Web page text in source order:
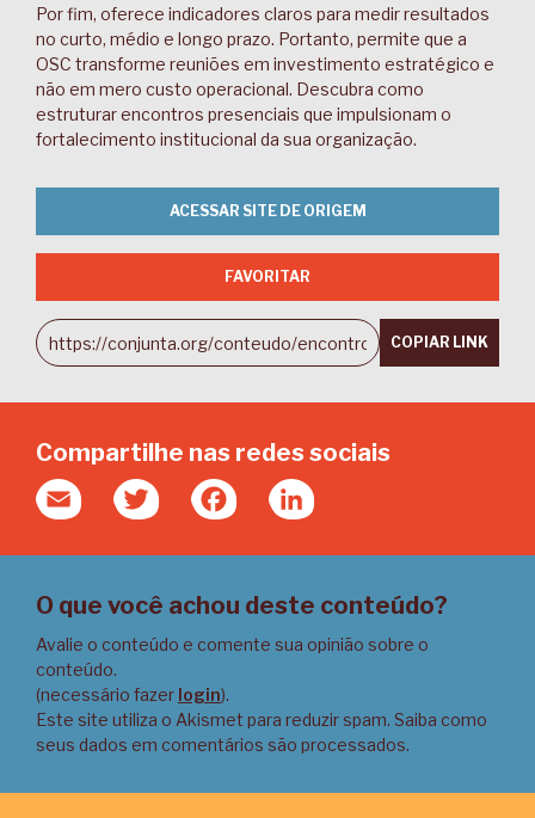
Por fim, oferece indicadores claros para medir resultados
no curto, médio e longo prazo. Portanto, permite que a
OSC transforme reuniões em investimento estratégico e
não em mero custo operacional. Descubra como
estruturar encontros presenciais que impulsionam o
fortalecimento institucional da sua organização.
ACESSAR SITE DE ORIGEM
FAVORITAR
COPIAR LINK
Compartilhe nas redes sociais
Email Twitter FacebookLinkedIn
O que você achou deste conteúdo?
Avalie o conteúdo e comente sua opinião sobre o
conteúdo.
(necessário fazer login).
Este site utiliza o Akismet para reduzir spam. Saiba como
seus dados em comentários são processados.